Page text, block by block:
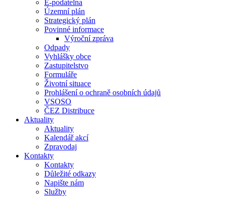
E-podatelna
Územní plán
Strategický plán
Povinné informace
Výroční zpráva
Odpady
Vyhlášky obce
Zastupitelstvo
Formuláře
Životní situace
Prohlášení o ochraně osobních údajů
VSOSO
ČEZ Distribuce
Aktuality
Aktuality
Kalendář akcí
Zpravodaj
Kontakty
Kontakty
Důležité odkazy
Napište nám
Služby